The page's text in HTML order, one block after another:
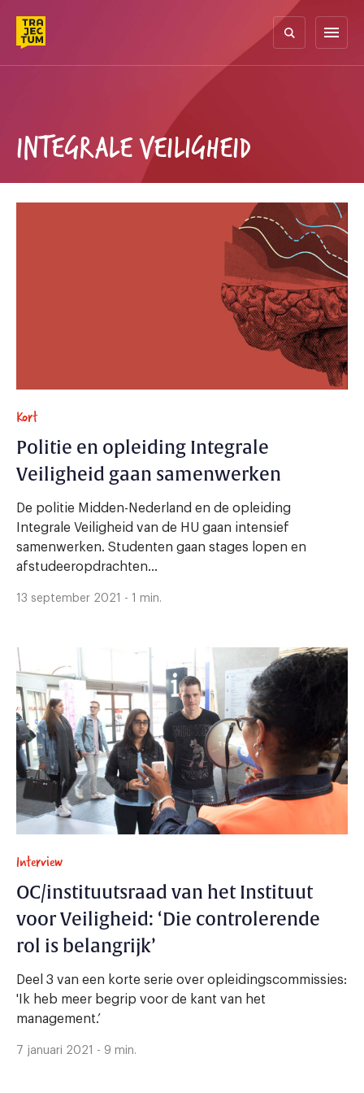
content
menu
INTEGRALE VEILIGHEID
Kort
Politie en opleiding Integrale
Veiligheid gaan samenwerken
De politie Midden-Nederland en de opleiding
Integrale Veiligheid van de HU gaan intensief
samenwerken. Studenten gaan stages lopen en
afstudeeropdrachten...
13 september 2021 - 1 min.
Interview
OC/instituutsraad van het Instituut
voor Veiligheid: ‘Die controlerende
rol is belangrijk’
Deel 3 van een korte serie over opleidingscommissies:
'Ik heb meer begrip voor de kant van het
management.’
7 januari 2021 - 9 min.